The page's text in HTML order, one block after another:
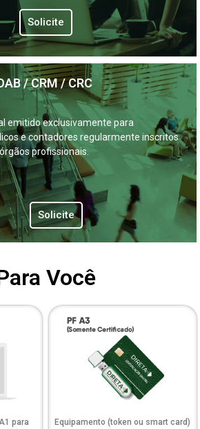
Solicite
/ CRM / CRC
emitido exclusivamente para
e contadores regularmente inscritos
profissionais.
Solicite
Você
para
Equipamento (token ou smart card)